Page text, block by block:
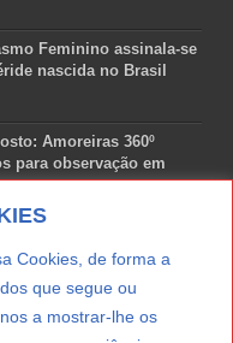
Cookies, de forma a
que segue ou
a mostrar-lhe os
Feminino assinala-se
nascida no Brasil
Amoreiras 360º
para observação em
de liderança